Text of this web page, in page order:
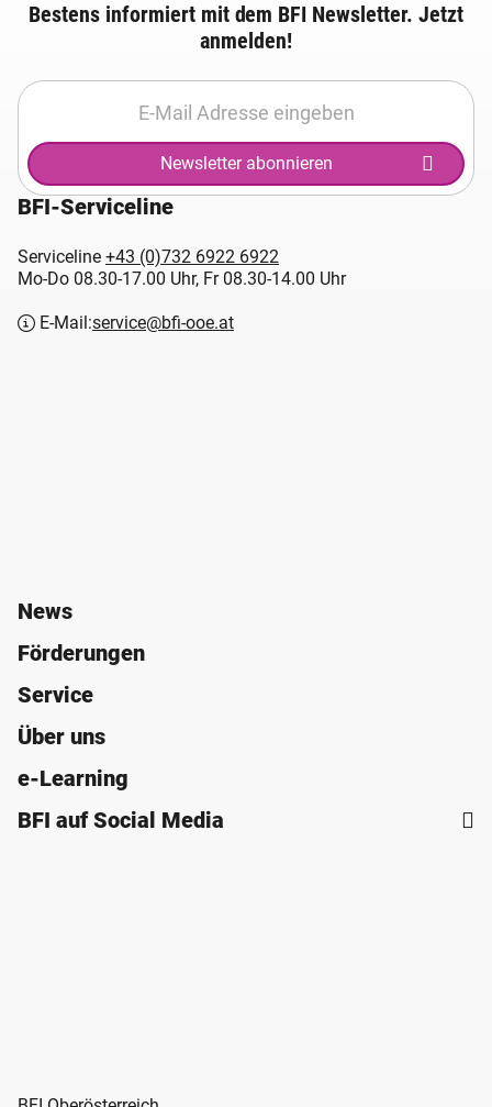
Bestens informiert mit dem BFI Newsletter. Jetzt
anmelden!
Newsletter abonnieren
BFI-Serviceline
Serviceline +43 (0)732 6922 6922
Mo-Do 08.30-17.00 Uhr, Fr 08.30-14.00 Uhr
E-Mail:service@bfi-ooe.at
News
Förderungen
Service
Über uns
e-Learning
BFI auf Social Media